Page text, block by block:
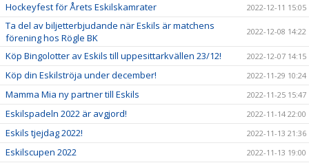
Hockeyfest för Årets Eskilskamrater 2022-12-11 15:05
Ta del av biljetterbjudande när Eskils är matchens
förening hos Rögle BK
2022-12-08 14:22
Köp Bingolotter av Eskils till uppesittarkvällen 23/12! 2022-12-07 14:15
Köp din Eskilströja under december! 2022-11-29 10:24
Mamma Mia ny partner till Eskils 2022-11-25 15:47
Eskilspadeln 2022 är avgjord! 2022-11-14 22:00
Eskils tjejdag 2022! 2022-11-13 21:36
Eskilscupen 2022
2022-11-13 19:00